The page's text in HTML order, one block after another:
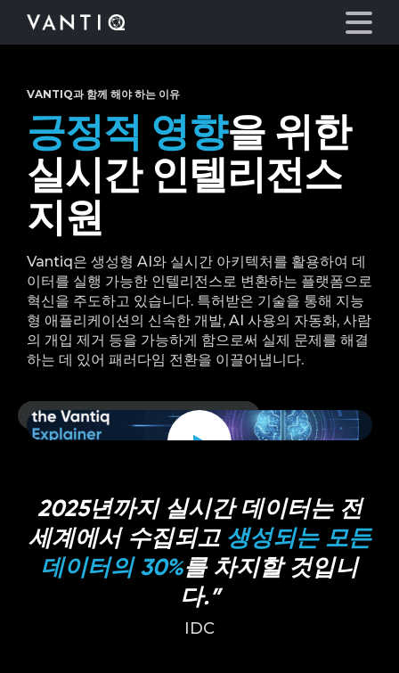
산업
파트너
회사
리소스
언어
VANTIQ과 함께 해야 하는 이유
긍정적 영향을 위한
실시간 인텔리전스
지원
Vantiq은 생성형 AI와 실시간 아키텍처를 활용하여 데
이터를 실행 가능한 인텔리전스로 변환하는 플랫폼으로
혁신을 주도하고 있습니다. 특허받은 기술을 통해 지능
형 애플리케이션의 신속한 개발, AI 사용의 자동화, 사람
의 개입 제거 등을 가능하게 함으로써 실제 문제를 해결
하는 데 있어 패러다임 전환을 이끌어냅니다.
Watch
video
2025년까지 실시간 데이터는 전
세계에서 수집되고 생성되는 모든
데이터의 30%를 차지할 것입니
다.”
IDC